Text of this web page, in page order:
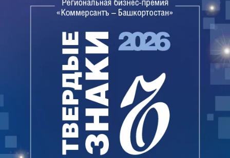
Арбитражный суд встал на сторону истца,
размещенной в отзывах, не приведено, при этом
они способны опорочить деловую репутацию
Владелец компании «Профмастероф» Павел
Краснов сообщил «Ъ-Уфа», что намерен приучить
«ДубльГИС» к «нормальной работе с
партнерами».